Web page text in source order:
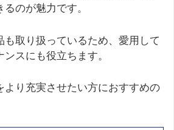
のが魅力です。
も取り扱っているため、愛用して
スにも役立ちます。
より充実させたい方におすすめの